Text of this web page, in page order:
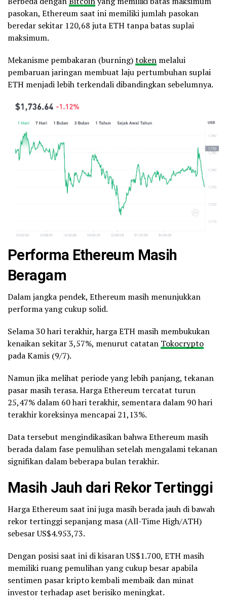
pasokan, Ethereum saat ini memiliki jumlah pasokan
beredar sekitar 120,68 juta ETH tanpa batas suplai
maksimum.
Mekanisme pembakaran (burning)token melalui
pembaruan jaringan membuat laju pertumbuhan suplai
ETH menjadi lebih terkendali dibandingkan sebelumnya.
Performa Ethereum Masih
Beragam
Dalam jangka pendek, Ethereum masih menunjukkan
performa yang cukup solid.
Selama 30 hari terakhir, harga ETH masih membukukan
kenaikan sekitar 3,57%, menurut catatan Tokocrypto
pada Kamis (9/7).
Namun jika melihat periode yang lebih panjang, tekanan
pasar masih terasa. Harga Ethereum tercatat turun
25,47% dalam 60 hari terakhir, sementara dalam 90 hari
terakhir koreksinya mencapai 21,13%.
Data tersebut mengindikasikan bahwa Ethereum masih
berada dalam fase pemulihan setelah mengalami tekanan
signifikan dalam beberapa bulan terakhir.
Masih Jauh dari Rekor Tertinggi
Harga Ethereum saat ini juga masih berada jauh di bawah
rekor tertinggi sepanjang masa (All-Time High/ATH)
sebesar US$4.953,73.
Dengan posisi saat ini di kisaran US$1.700, ETH masih
memiliki ruang pemulihan yang cukup besar apabila
sentimen pasar kripto kembali membaik dan minat
investor terhadap aset berisiko meningkat.